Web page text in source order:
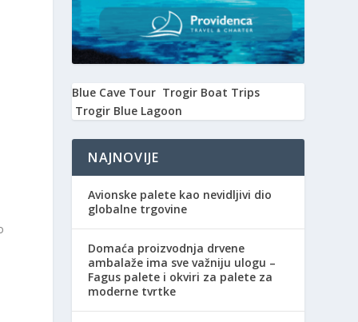
Blue Cave Tour Trogir Boat Trips
Trogir Blue Lagoon
NAJNOVIJE
Avionske palete kao nevidljivi dio
globalne trgovine
Domaća proizvodnja drvene
ambalaže ima sve važniju ulogu –
Fagus palete i okviri za palete za
moderne tvrtke